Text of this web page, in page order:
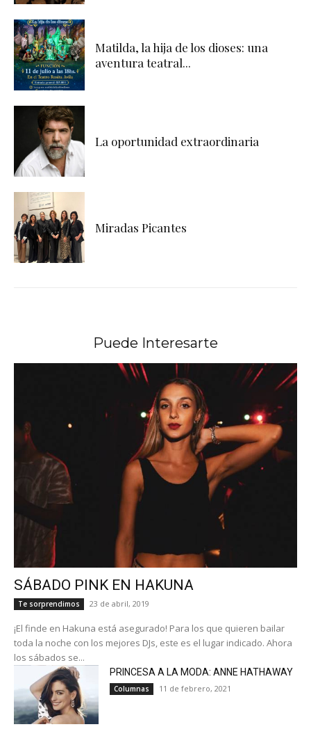
Matilda, la hija de los dioses: una
aventura teatral...
La oportunidad extraordinaria
Miradas Picantes
Puede Interesarte
SÁBADO PINK EN HAKUNA
Te sorprendimos 23 de abril, 2019
¡El finde en Hakuna está asegurado! Para los que quieren bailar
toda la noche con los mejores DJs, este es el lugar indicado. Ahora
los sábados se...
PRINCESA A LA MODA: ANNE HATHAWAY
Columnas 11 de febrero, 2021